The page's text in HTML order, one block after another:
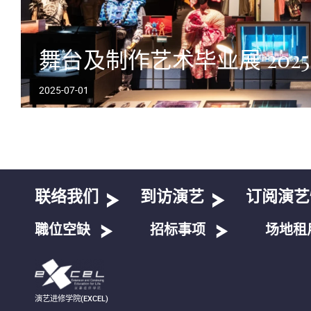
舞台及制作艺术毕业展 2025
2025-07-01
联络我们 到访演艺 订阅演
職位空缺 招标事项 场地租
演艺进修学院(EXCEL)